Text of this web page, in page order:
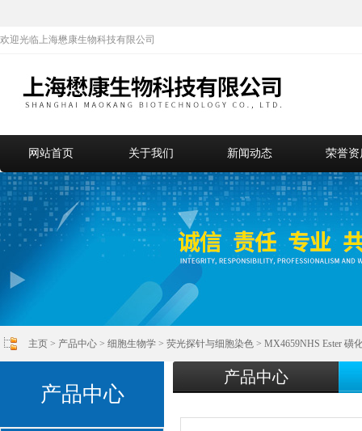
欢迎光临上海懋康生物科技有限公司
网站首页 关于我们 新闻动态 荣誉资
主页 > 产品中心 > 细胞生物学 > 荧光探针与细胞染色 > MX4659NHS Ester 磺
产品中心
产品中心